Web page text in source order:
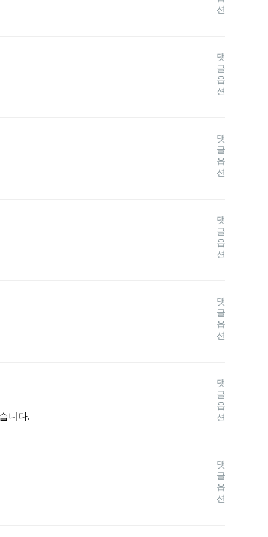
션
댓
글
옵
션
댓
글
옵
션
댓
글
옵
션
댓
글
옵
션
니다.
댓
글
옵
션
댓
글
옵
션